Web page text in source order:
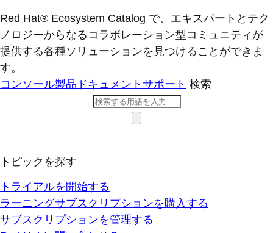
Red Hat® Ecosystem Catalog で、エキスパートとテク
ノロジーからなるコラボレーション型コミ​ュニティが
提供する各種ソリューションを見つけることができま
す。
コンソール製品ドキュメント サポート 検索
トピックを探す
トライアルを開始する
ラーニングサブスクリプションを購入する
サブスクリプションを管理する